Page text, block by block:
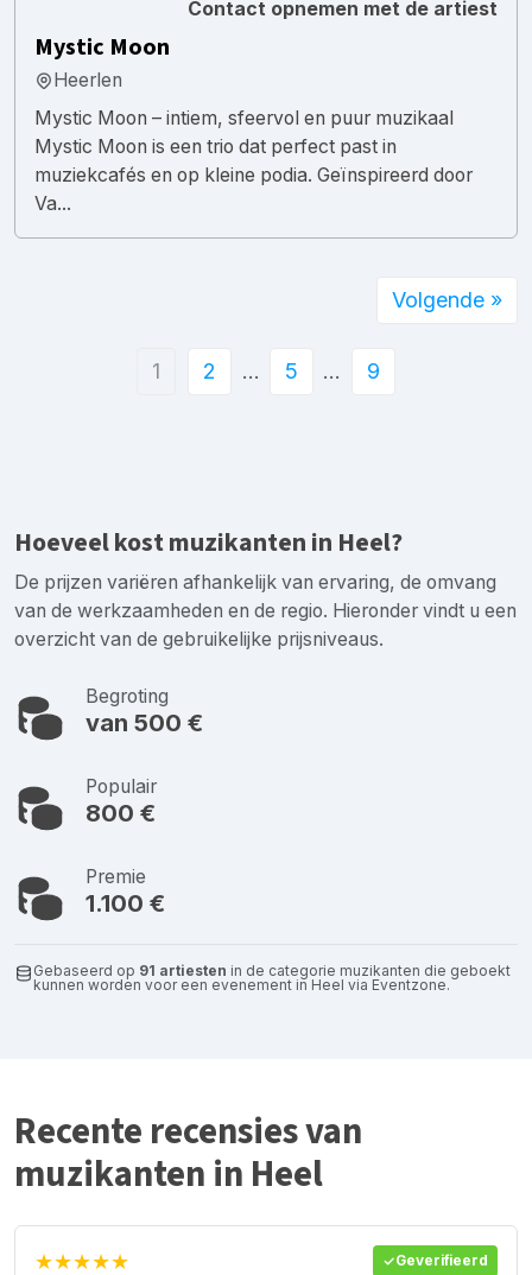
Contact opnemen met de artiest
Mystic Moon
Heerlen
Mystic Moon – intiem, sfeervol en puur muzikaal
Mystic Moon is een trio dat perfect past in
muziekcafés en op kleine podia. Geïnspireerd door
Va...
1 2 … 5 … 9
Volgende »
Hoeveel kost muzikanten in Heel?
De prijzen variëren afhankelijk van ervaring, de omvang
van de werkzaamheden en de regio. Hieronder vindt u een
overzicht van de gebruikelijke prijsniveaus.
Begroting
van 500 €
Populair
800 €
Premie
1.100 €
Gebaseerd op 91 artiesten in de categorie muzikanten die geboekt
kunnen worden voor een evenement in Heel via Eventzone.
Recente recensies van
muzikanten in Heel
★★★★★ Geverifieerd